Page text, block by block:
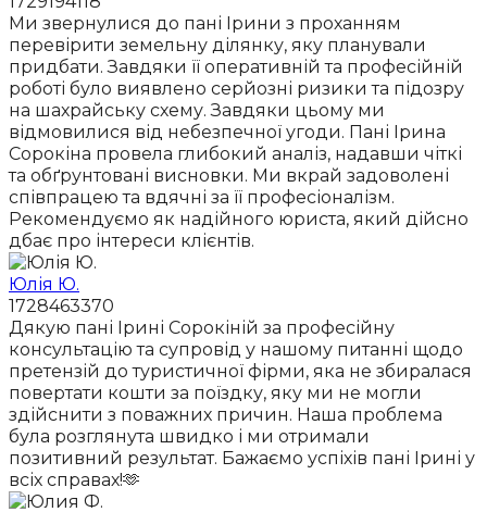
Ми звернулися до пані Ірини з проханням
перевірити земельну ділянку, яку планували
придбати. Завдяки її оперативній та професійній
роботі було виявлено серйозні ризики та підозру
на шахрайську схему. Завдяки цьому ми
відмовилися від небезпечної угоди. Пані Ірина
Сорокіна провела глибокий аналіз, надавши чіткі
та обґрунтовані висновки. Ми вкрай задоволені
співпрацею та вдячні за її професіоналізм.
Рекомендуємо як надійного юриста, який дійсно
дбає про інтереси клієнтів.
Юлія Ю.
1728463370
Дякую пані Ірині Сорокіній за професійну
консультацію та супровід у нашому питанні щодо
претензій до туристичної фірми, яка не збиралася
повертати кошти за поїздку, яку ми не могли
здійснити з поважних причин. Наша проблема
була розглянута швидко і ми отримали
позитивний результат. Бажаємо успіхів пані Ірині у
всіх справах!🫶